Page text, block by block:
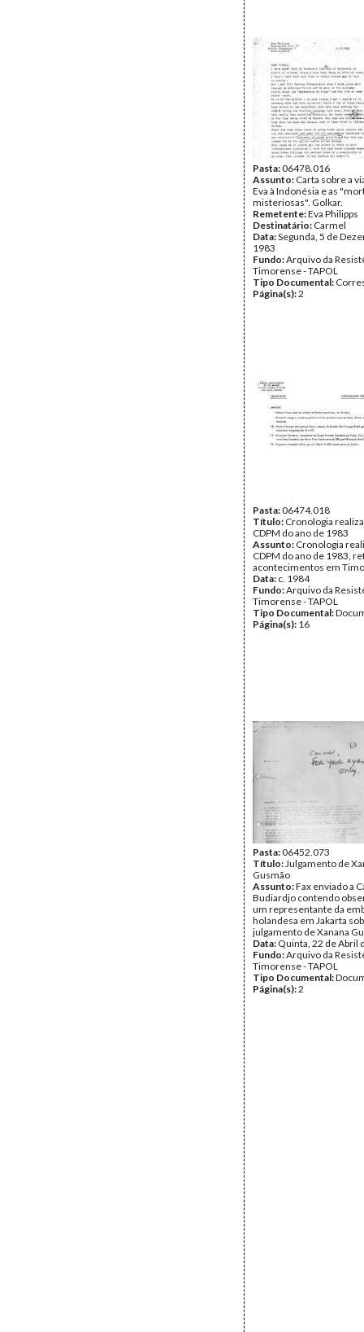
Pasta:06478.016
Assunto: Carta sobre a
Eva à Indonésia e as
misteriosas". Golkar.
Remetente:Eva Philipps
Destinatário: Carmel
Data:Segunda, 5 de
1983
Fundo:Arquivo da
Timorense - TAPOL
Tipo Documental:
Página(s):2
Pasta:06474.018
Título: Cronologia
CDPM do ano de 1983
Assunto: Cronologia
CDPM do ano de 1983,
acontecimentos em
Data: c. 1984
Fundo:Arquivo da
Timorense - TAPOL
Tipo Documental:
Página(s): 16
Pasta:06452.073
Título:Julgamento de
Gusmão
Assunto:Fax enviado a
Budiardjo contendo
um representante da
holandesa em Jakarta
julgamento de Xanana
Data: Quinta, 22 de Abril
Fundo:Arquivo da
Timorense - TAPOL
Tipo Documental:
Página(s):2